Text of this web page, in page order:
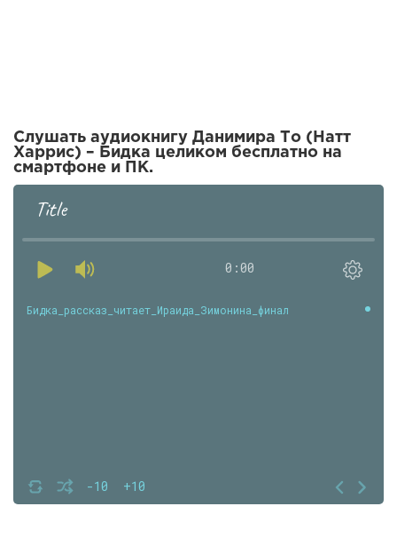
Слушать аудиокнигу Данимира То (Натт
Харрис) – Бидка целиком бесплатно на
смартфоне и ПК.
Title
0:00
-10 +10
Бидка_рассказ_читает_Ираида_Зимонина_финал